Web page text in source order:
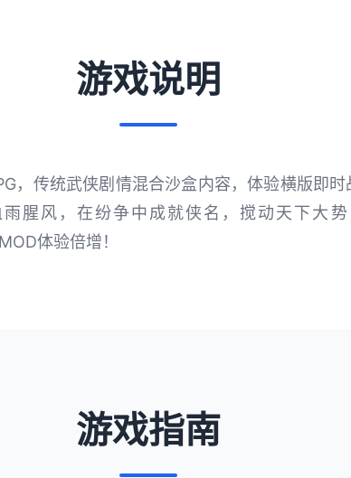
游戏说明
，传统武侠剧情混合沙盒内容，体验横版即
腥风，在纷争中成就侠名，搅动天下大
体验倍增！
游戏指南